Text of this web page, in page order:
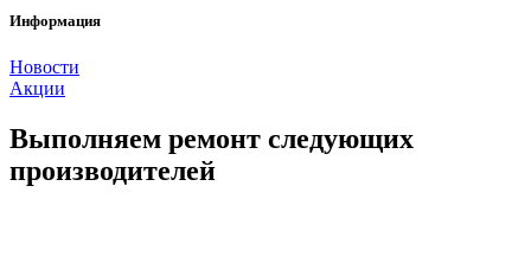
Информация
Новости
Акции
Выполняем ремонт следующих
производителей